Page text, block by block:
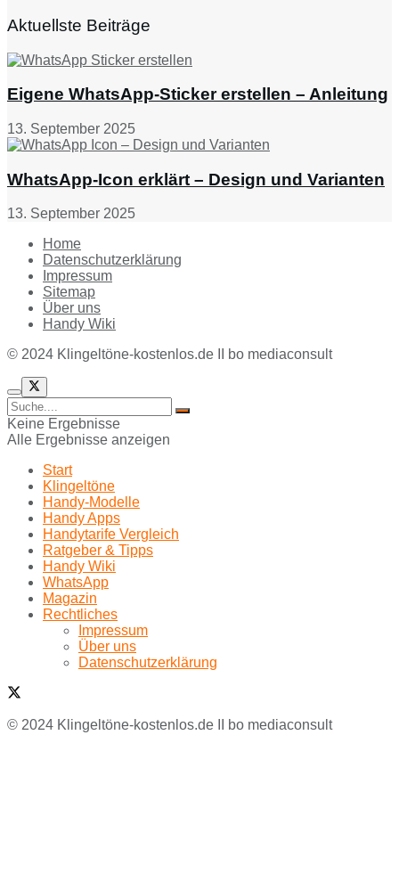
Aktuellste Beiträge
Eigene WhatsApp-Sticker erstellen – Anleitung
13. September 2025
WhatsApp-Icon erklärt – Design und Varianten
13. September 2025
Home
Datenschutzerklärung
Impressum
Sitemap
Über uns
Handy Wiki
© 2024 Klingeltöne-kostenlos.de II bo mediaconsult
Keine Ergebnisse
Alle Ergebnisse anzeigen
Start
Klingeltöne
Handy-Modelle
Handy Apps
Handytarife Vergleich
Ratgeber & Tipps
Handy Wiki
WhatsApp
Magazin
Rechtliches
Impressum
Über uns
Datenschutzerklärung
© 2024 Klingeltöne-kostenlos.de II bo mediaconsult